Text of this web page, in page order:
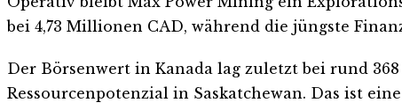
bei 4,73 Millionen CAD, während die jüngste
Der Börsenwert in Kanada lag zuletzt bei rund
Ressourcenpotenzial in Saskatchewan. Das ist